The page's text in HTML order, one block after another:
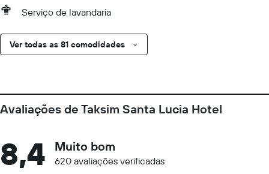
Serviço de lavandaria
Ver todas as 81 comodidades
Avaliações de Taksim Santa Lucia Hotel
8,4 Muito bom
620 avaliações verificadas